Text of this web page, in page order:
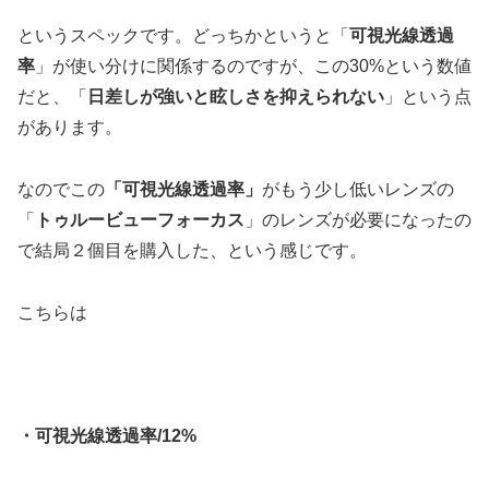
というスペックです。どっちかというと「 可視光線透過
率 」が使い分けに関係するのですが、この30%という数値
だと、「 日差しが強いと眩しさを抑えられない 」という点
があります。
なのでこの 「可視光線透過率」 がもう少し低いレンズの
「
トゥルービューフォーカス 」のレンズが必要になったの
で結局２個目を購入した、という感じです。
こちらは
・可視光線透過率/12%